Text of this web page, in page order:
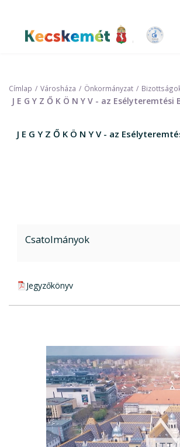
tartalomra
Kecskemét Város
Címlap Városháza Önkormányzat
J E G Y Z Ő K Ö N Y V - az
J E G Y Z Ő K Ö N Y V - az
Csatolmányok
pdf csatolmány:
Jegyzőkönyv